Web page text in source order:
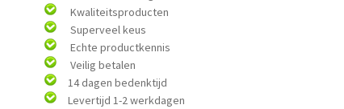
Kwaliteitsproducten
Superveel keus
Echte productkennis
Veilig betalen
14 dagen bedenktijd
Levertijd 1-2 werkdagen